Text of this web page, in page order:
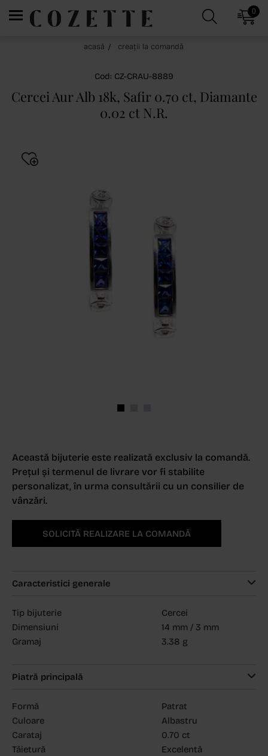
0
acasă creații la comandă
Cod: CZ-CRAU-8889
Cercei Aur Alb 18k, Safir 0.70 ct, Diamante
0.02 ct N.R.
Această bijuterie este realizată exclusiv la comandă.
Prețul și termenul de livrare vor fi stabilite
personalizat, în urma consultării cu un consilier de
vânzări.
SOLICITĂ REALIZARE LA COMANDĂ
Caracteristici generale
Tip bijuterie
Cercei
Dimensiuni
14 mm / 3 mm
Gramaj
3.38 g
Piatră principală
Formă
Patrat
Culoare
Albastru
Carataj
0.70 ct
Tăietură
Excelentă